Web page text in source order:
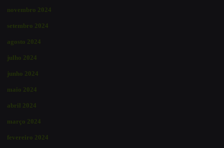
novembro 2024
setembro 2024
agosto 2024
julho 2024
junho 2024
maio 2024
abril 2024
março 2024
fevereiro 2024